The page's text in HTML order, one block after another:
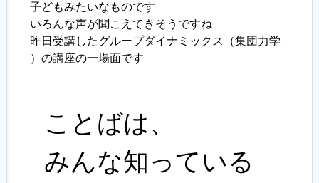
履歴書ジェネレーター
子どもみたいなものです
いろんな声が聞こえてきそうですね
昨日受講したグループダイナミックス（集団力学
）の講座の一場面です
ことばは、
みんな知っている